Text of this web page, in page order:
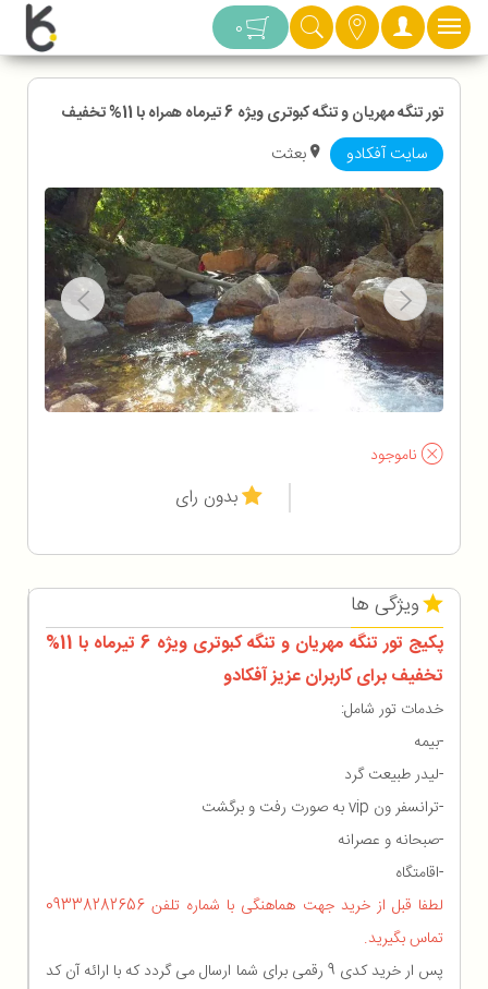
دسته بندی 0
تور تنگه مهریان و تنگه کبوتری ویژه 6 تیرماه همراه با 11% تخفیف
سایت آفکادو بعثت
ناموجود
بدون رای
ویژگی ها
پکیج تور تنگه مهریان و تنگه کبوتری ویژه 6 تیرماه با 11%
تخفیف برای کاربران عزیز آفکادو
خدمات تور شامل:
-بیمه
-لیدر طبیعت گرد
-ترانسفر ون vip به صورت رفت و برگشت
-صبحانه و عصرانه
-اقامتگاه
لطفا قبل از خرید جهت هماهنگی با شماره تلفن 09338282656
تماس بگیرید.
پس ار خرید کدی 9 رقمی برای شما ارسال می گردد که با ارائه آن کد